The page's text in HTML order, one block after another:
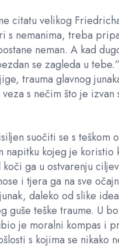
citatu velikog
s nemanima, treba
neman. A kad
se zagleda u
trauma glavnog
s nečim što je izvan
suočiti se s teškom
napitku kojeg je koristio
koči ga u ostvarenju
i tjera ga na sve
daleko od slike
guše teške traume. U
je moralni kompas i
s kojima se nikako